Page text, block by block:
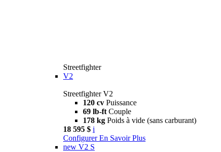
Streetfighter
V2
Streetfighter V2
120 cv Puissance
69 lb-ft Couple
178 kg Poids à vide (sans carburant)
18 595 $ i
Configurer En Savoir Plus
new V2 S